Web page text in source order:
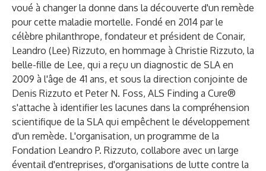
voué à changer la donne dans la découverte d'un remède
pour cette maladie mortelle. Fondé en 2014 par le
célèbre philanthrope, fondateur et président de Conair,
Leandro (Lee) Rizzuto, en hommage à Christie Rizzuto, la
belle-fille de Lee, qui a reçu un diagnostic de SLA en
2009 à l'âge de 41 ans, et sous la direction conjointe de
Denis Rizzuto et Peter N. Foss, ALS Finding a Cure®
s'attache à identifier les lacunes dans la compréhension
scientifique de la SLA qui empêchent le développement
d'un remède. L'organisation, un programme de la
Fondation Leandro P. Rizzuto, collabore avec un large
éventail d'entreprises, d'organisations de lutte contre la